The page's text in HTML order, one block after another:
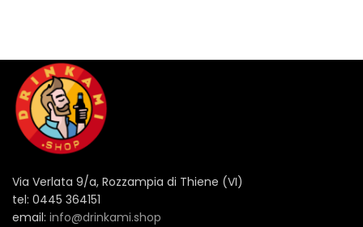
Via Verlata 9/a, Rozzampia di Thiene (VI)
tel: 0445 364151
email: info@drinkami.shop